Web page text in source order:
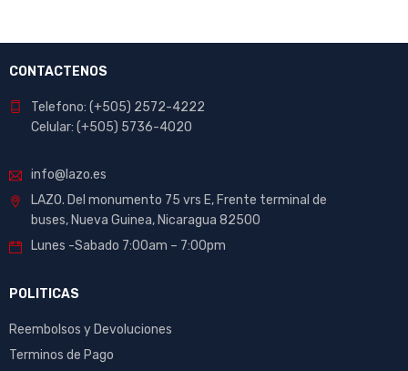
CONTACTENOS
Telefono: (+505) 2572-4222
Celular: (+505) 5736-4020
info@lazo.es
LAZO. Del monumento 75 vrs E, Frente terminal de
buses, Nueva Guinea, Nicaragua 82500
Lunes -Sabado 7:00am – 7:00pm
POLITICAS
Reembolsos y Devoluciones
Terminos de Pago